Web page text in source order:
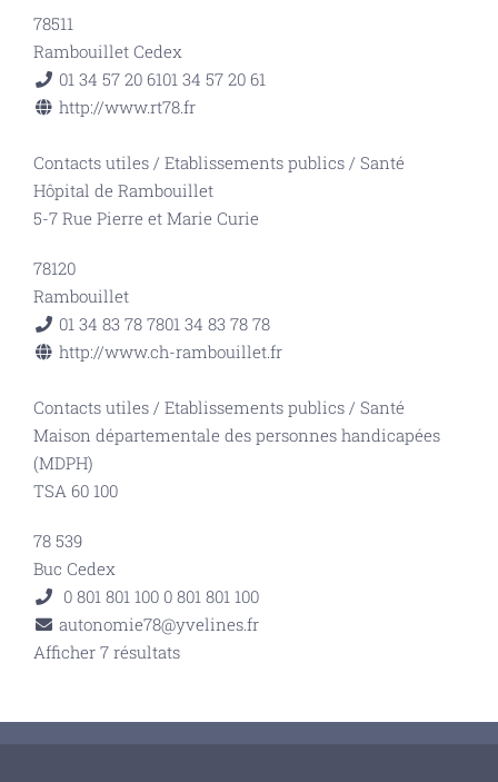
78511
Rambouillet Cedex
01 34 57 20 6101 34 57 20 61
http://www.rt78.fr
Contacts utiles / Etablissements publics / Santé
Hôpital de Rambouillet
5-7 Rue Pierre et Marie Curie
78120
Rambouillet
01 34 83 78 7801 34 83 78 78
http://www.ch-rambouillet.fr
Contacts utiles / Etablissements publics / Santé
Maison départementale des personnes handicapées
(MDPH)
TSA 60 100
78 539
Buc Cedex
0 801 801 1000 801 801 100
autonomie78@yvelines.fr
Afficher 7 résultats